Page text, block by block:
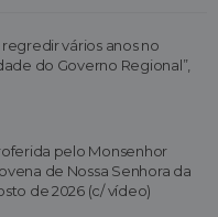
regredir vários anos no
do Governo Regional”,
pelo Monsenhor
de Nossa Senhora da
de 2026 (c/ vídeo)